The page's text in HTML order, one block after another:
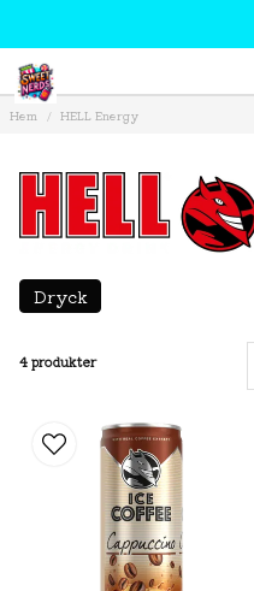
Hem HELL Energy
Dryck
4 produkter